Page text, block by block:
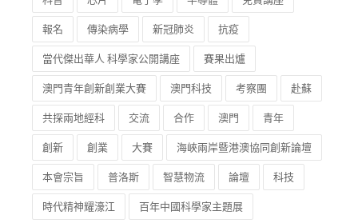
報名 傳染病學 新冠肺炎 抗疫
當代傑出華人 科學家公開講座 賽果出爐
澳門青年創新創業大賽 澳門科技 考察團 赴蘇
共探兩地經科 交流 合作 澳門 青年
創新 創業 大賽 海峽兩岸暨港澳協同創新論壇
本會宗旨 普洛斯 智慧物流 論壇 科技
時代精神耀濠江 百年中國科學家主題展